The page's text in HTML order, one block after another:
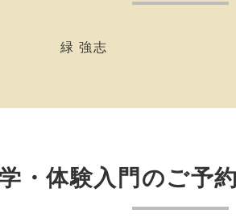
緑 強志
・体験入門のご予